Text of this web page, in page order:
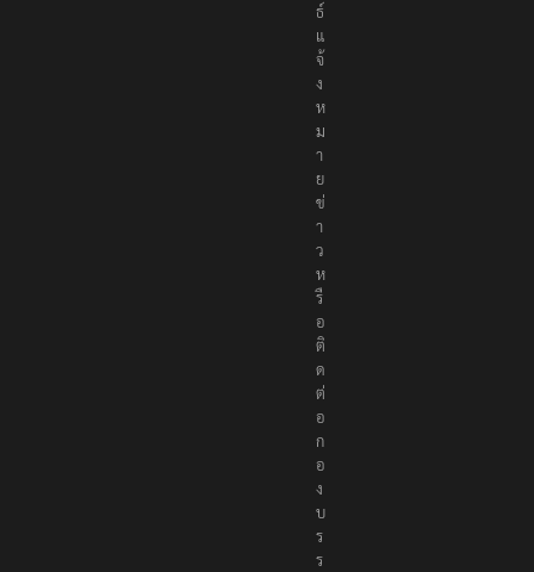
ธ์
แ
จ้
ง
ห
ม
า
ย
ข่
า
ว
ห
รื
อ
ติ
ด
ต่
อ
ก
อ
ง
บ
ร
ร